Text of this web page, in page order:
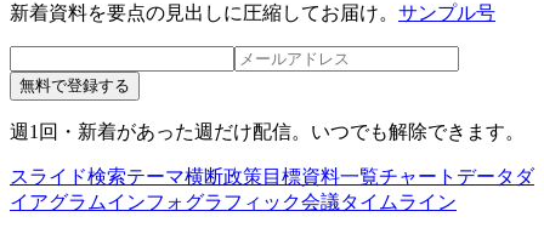
新着資料を要点の見出しに圧縮してお届け。 サンプル号
無料で登録する
週1回・新着があった週だけ配信。いつでも解除できます。
スライド検索テーマ横断政策目標資料一覧チャートデータ ダ
イアグラムインフォグラフィック会議タイムライン